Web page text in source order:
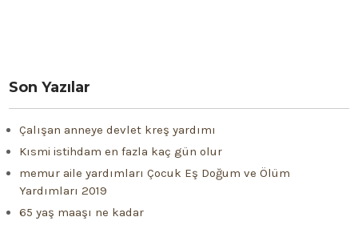
Son Yazılar
Çalışan anneye devlet kreş yardımı
Kısmi istihdam en fazla kaç gün olur
memur aile yardımları Çocuk Eş Doğum ve Ölüm
Yardımları 2019
65 yaş maaşı ne kadar